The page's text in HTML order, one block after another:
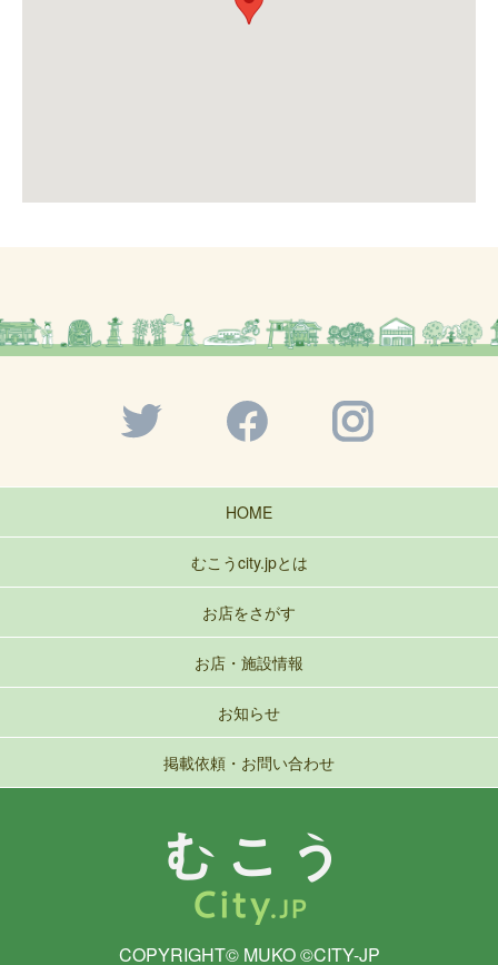
HOME
むこうcity.jpとは
お店をさがす
お店・施設情報
お知らせ
掲載依頼・お問い合わせ
COPYRIGHT© MUKO ©CITY-JP